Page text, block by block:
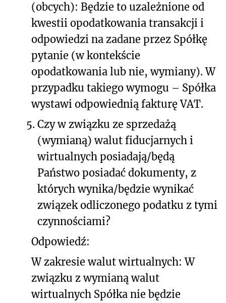
(obcych): Będzie to uzależnione od
kwestii opodatkowania transakcji i
odpowiedzi na zadane przez Spółkę
pytanie (w kontekście
opodatkowania lub nie, wymiany). W
przypadku takiego wymogu – Spółka
wystawi odpowiednią fakturę VAT.
5. Czy w związku ze sprzedażą
(wymianą) walut fiducjarnych i
wirtualnych posiadają/będą
Państwo posiadać dokumenty, z
których wynika/będzie wynikać
związek odliczonego podatku z tymi
czynnościami?
Odpowiedź:
W zakresie walut wirtualnych: W
związku z wymianą walut
wirtualnych Spółka nie będzie